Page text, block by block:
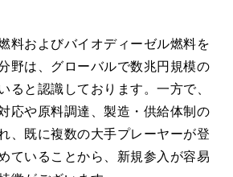
料およびバイオディーゼル燃料を
野は、グローバルで数兆円規模の
ると認識しております。一方で、
応や原料調達、製造・供給体制の
、既に複数の大手プレーヤーが登
ていることから、新規参入が容易